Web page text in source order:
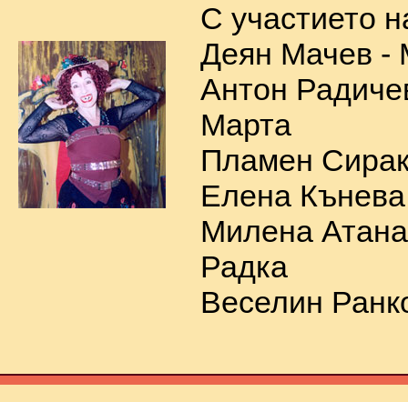
С участието
Деян Мачев -
Антон
Марта
Пламен
Елена
Милена
Радка
Веселин